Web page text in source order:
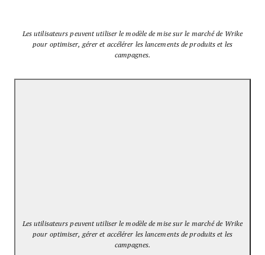
Les utilisateurs peuvent utiliser le modèle de mise sur le marché de Wrike
pour optimiser, gérer et accélérer les lancements de produits et les
campagnes.
Les utilisateurs peuvent utiliser le modèle de mise sur le marché de Wrike
pour optimiser, gérer et accélérer les lancements de produits et les
campagnes.